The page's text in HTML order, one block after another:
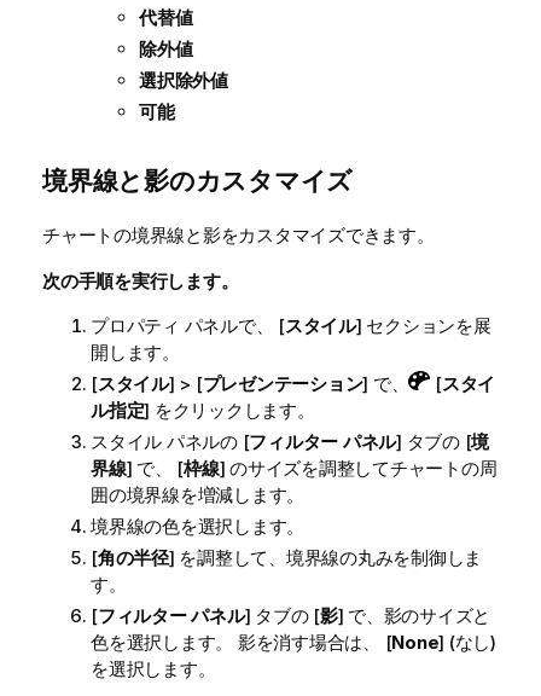
代替値
除外値
選択除外値
可能
境界線と影のカスタマイズ
チャートの境界線と影をカスタマイズできます。
次の手順を実行します。
プロパティ パネルで、 [スタイル] セクションを展
開します。
[スタイル] > [プレゼンテーション] で、 [スタイ
ル指定] をクリックします。
スタイル パネルの [フィルター パネル] タブの [境
界線] で、 [枠線] のサイズを調整してチャートの周
囲の境界線を増減します。
境界線の色を選択します。
[角の半径] を調整して、境界線の丸みを制御しま
す。
[フィルター パネル] タブの [影] で、影のサイズと
色を選択します。 影を消す場合は、 [None] (なし)
を選択します。